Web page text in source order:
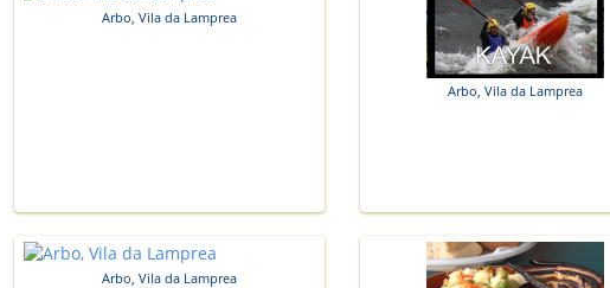
Arbo, Vila da Lamprea
Arbo, Vila da Lamprea
Arbo, Vila da Lamprea